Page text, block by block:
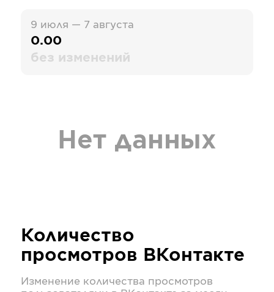
9 июля — 7 августа
0.00
без изменений
Нет данных
Количество
просмотров ВКонтакте
Изменение количества просмотров